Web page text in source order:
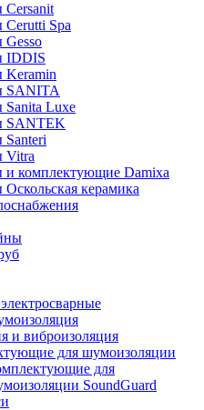
Cersanit
Cerutti Spa
Gesso
IDDIS
Keramin
SANITA
Sanita Luxe
SANTEK
Santeri
Vitra
и комплектующие Damixa
Оскольская керамика
и виброизоляция
для шумоизоляции
для
SoundGuard